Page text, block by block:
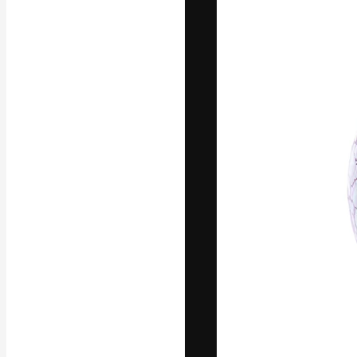
trabajo. Más
entre